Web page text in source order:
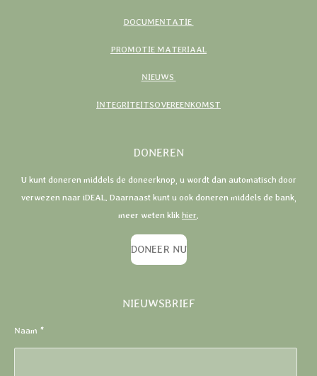
DOCUMENTATIE
PROMOTIE MATERIAAL
NIEUWS
INTEGRITEITSOVEREENKOMST
DONEREN
U kunt doneren middels de doneerknop, u wordt dan automatisch door
verwezen naar iDEAL. Daarnaast kunt u ook doneren middels de bank,
meer weten klik hier
DONEER NU
NIEUWSBRIEF
Naam *